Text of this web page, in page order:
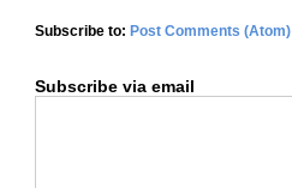
Subscribe to: Post Comments (Atom)
Subscribe via email